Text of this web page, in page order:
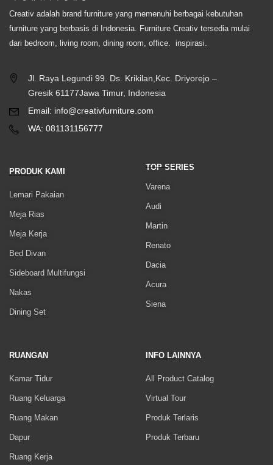
Creativ adalah brand furniture yang memenuhi berbagai kebutuhan
furniture yang berbasis di Indonesia. Furniture Creativ tersedia mulai
dari bedroom, living room, dining room, office. inspirasi.
Jl. Raya Legundi 99. Ds. Krikilan,Kec. Driyorejo –
Gresik 61177Jawa Timur, Indonesia
Email: info@creativfurniture.com
WA: 081131156777
PRODUK KAMI
Lemari Pakaian
Meja Rias
Meja Kerja
Bed Divan
Sideboard Multifungsi
Nakas
Dining Set
TOP SERIES
Varena
Audi
Martin
Renato
Dacia
Acura
Siena
RUANGAN
Kamar Tidur
Ruang Keluarga
Ruang Makan
Dapur
Ruang Kerja
INFO LAINNYA
All Product Catalog
Virtual Tour
Produk Terlaris
Produk Terbaru